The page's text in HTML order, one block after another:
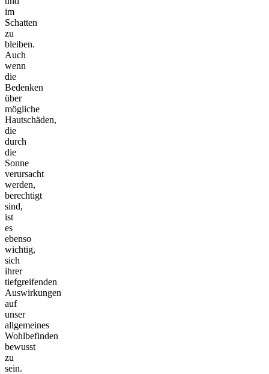
im
Schatten
zu
bleiben.
Auch
wenn
die
Bedenken
über
mögliche
Hautschäden,
die
durch
die
Sonne
verursacht
werden,
berechtigt
sind,
ist
es
ebenso
wichtig,
sich
ihrer
tiefgreifenden
Auswirkungen
auf
unser
allgemeines
Wohlbefinden
bewusst
zu
sein.